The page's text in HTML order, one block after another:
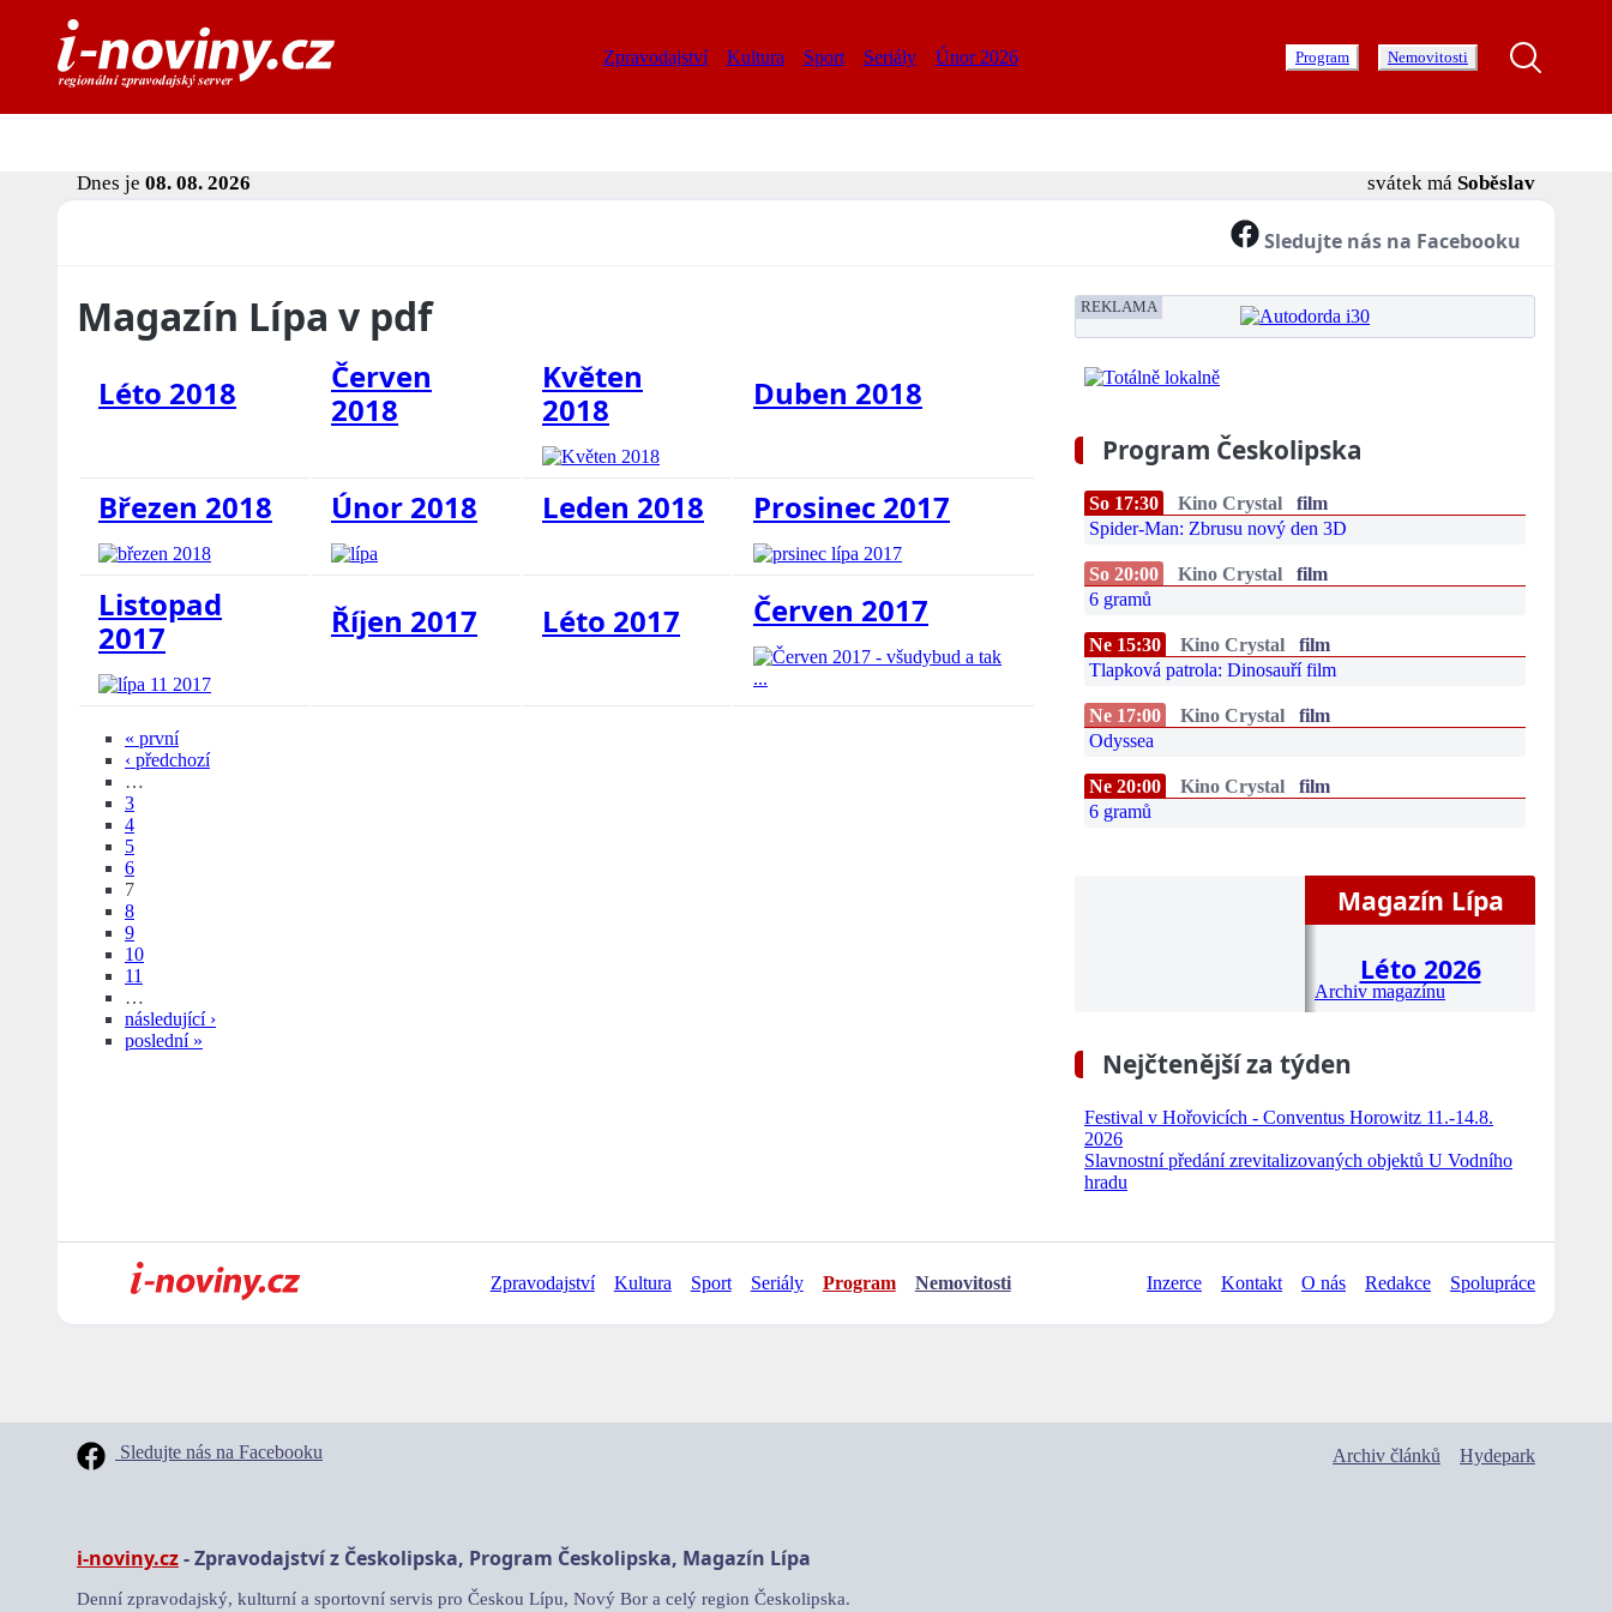
Zpravodajství Kultura Sport Seriály Únor 2026 Program Nemovitosti
Dnes je 08. 08. 2026 svátek má Soběslav
Sledujte nás na Facebooku
Magazín Lípa v pdf
Léto 2018
Červen
2018
Květen
2018
Duben 2018
Březen 2018 Únor 2018 Leden 2018 Prosinec 2017
Listopad
2017
Říjen 2017 Léto 2017 Červen 2017
« první
‹ předchozí
…
3
4
5
6
7
8
9
10
11
…
následující ›
poslední »
REKLAMA
Program Českolipska
So 17:30 Kino Crystal
film
Spider-Man: Zbrusu nový den 3D
So 20:00 Kino Crystal
film
6 gramů
Ne 15:30 Kino Crystal
film
Tlapková patrola: Dinosauří film
Ne 17:00 Kino Crystal
film
Odyssea
Ne 20:00 Kino Crystal
film
6 gramů
Magazín Lípa
Léto 2026
Archiv magazínu
Nejčtenější za týden
Festival v Hořovicích - Conventus Horowitz 11.-14.8.
2026
Slavnostní předání zrevitalizovaných objektů U Vodního
hradu
Zpravodajství Kultura Sport Seriály Program Nemovitosti Inzerce Kontakt O nás Redakce Spolupráce
Sledujte nás na Facebooku Archiv článků Hydepark
i-noviny.cz- Zpravodajství z Českolipska, Program Českolipska, Magazín Lípa
Denní zpravodajský, kulturní a sportovní servis pro Českou Lípu, Nový Bor a celý region Českolipska.